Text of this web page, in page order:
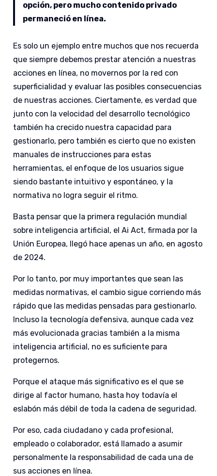
opción, pero mucho contenido privado
permaneció en línea.
Es solo un ejemplo entre muchos que nos recuerda
que siempre debemos prestar atención a nuestras
acciones en línea, no movernos por la red con
superficialidad y evaluar las posibles consecuencias
de nuestras acciones. Ciertamente, es verdad que
junto con la velocidad del desarrollo tecnológico
también ha crecido nuestra capacidad para
gestionarlo, pero también es cierto que no existen
manuales de instrucciones para estas
herramientas, el enfoque de los usuarios sigue
siendo bastante intuitivo y espontáneo, y la
normativa no logra seguir el ritmo.
Basta pensar que la primera regulación mundial
sobre inteligencia artificial, el Ai Act, firmada por la
Unión Europea, llegó hace apenas un año, en agosto
de 2024.
Por lo tanto, por muy importantes que sean las
medidas normativas, el cambio sigue corriendo más
rápido que las medidas pensadas para gestionarlo.
Incluso la tecnología defensiva, aunque cada vez
más evolucionada gracias también a la misma
inteligencia artificial, no es suficiente para
protegernos.
Porque el ataque más significativo es el que se
dirige al factor humano, hasta hoy todavía el
eslabón más débil de toda la cadena de seguridad.
Por eso, cada ciudadano y cada profesional,
empleado o colaborador, está llamado a asumir
personalmente la responsabilidad de cada una de
sus acciones en línea.